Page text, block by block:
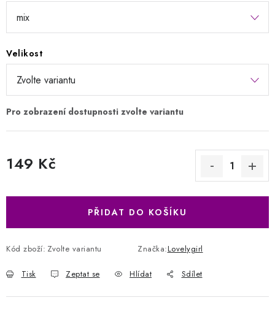
Velikost
149 Kč
PŘIDAT DO KOŠÍKU
Kód zboží: Zvolte variantu Značka:Lovelygirl
Tisk Zeptat se Hlídat Sdílet